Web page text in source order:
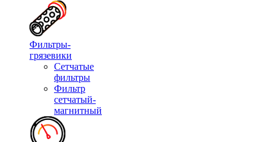
Фильтры-
грязевики
Сетчатые
фильтры
Фильтр
сетчатый-
магнитный